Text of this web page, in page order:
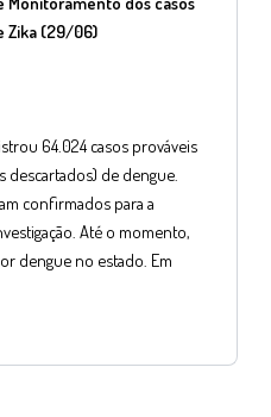
Zika (29/06)
64.024 casos prováveis
descartados) de dengue.
confirmados para a
Até o momento,
dengue no estado. Em